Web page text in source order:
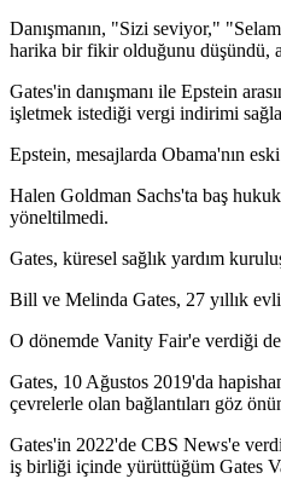
Danışmanın, "Sizi seviyor,"
harika bir fikir olduğunu düşündü,
Gates'in danışmanı ile Epstein
işletmek istediği vergi indirimi
Epstein, mesajlarda Obama'nın
Halen Goldman Sachs'ta baş
yöneltilmedi.
Gates, küresel sağlık yardım
Bill ve Melinda Gates, 27 yıllık
O dönemde Vanity Fair'e verdiği
Gates, 10 Ağustos 2019'da
çevrelerle olan bağlantıları göz
Gates'in 2022'de CBS News'e
iş birliği içinde yürüttüğüm Gates